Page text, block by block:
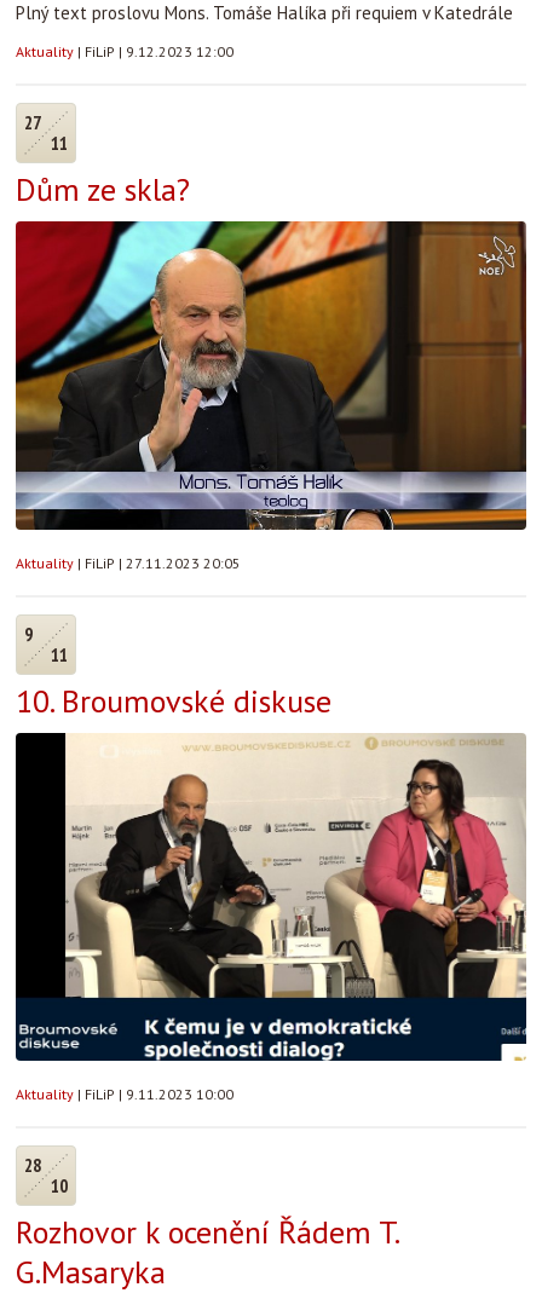
Plný text proslovu Mons. Tomáše Halíka při requiem v Katedrále
Aktuality | FiLiP | 9.12.2023 12:00
27
11
Dům ze skla?
Aktuality | FiLiP | 27.11.2023 20:05
9
11
10. Broumovské diskuse
Aktuality | FiLiP | 9.11.2023 10:00
28
10
Rozhovor k ocenění Řádem T.
G.Masaryka